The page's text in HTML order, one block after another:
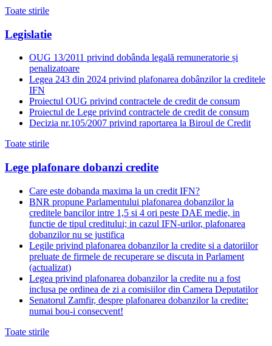
Toate stirile
Legislatie
OUG 13/2011 privind dobânda legală remuneratorie și
penalizatoare
Legea 243 din 2024 privind plafonarea dobânzilor la creditele
IFN
Proiectul OUG privind contractele de credit de consum
Proiectul de Lege privind contractele de credit de consum
Decizia nr.105/2007 privind raportarea la Biroul de Credit
Toate stirile
Lege plafonare dobanzi credite
Care este dobanda maxima la un credit IFN?
BNR propune Parlamentului plafonarea dobanzilor la
creditele bancilor intre 1,5 si 4 ori peste DAE medie, in
functie de tipul creditului; in cazul IFN-urilor, plafonarea
dobanzilor nu se justifica
Legile privind plafonarea dobanzilor la credite si a datoriilor
preluate de firmele de recuperare se discuta in Parlament
(actualizat)
Legea privind plafonarea dobanzilor la credite nu a fost
inclusa pe ordinea de zi a comisiilor din Camera Deputatilor
Senatorul Zamfir, despre plafonarea dobanzilor la credite:
numai bou-i consecvent!
Toate stirile